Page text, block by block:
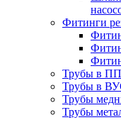
Фитинги
Трубы в
Трубы в
Трубы
Трубы